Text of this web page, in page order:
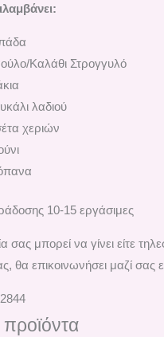
Καλάθι Στρογγυλό
λαδιού
χεριών
10-15 εργάσιμες
σας μπορεί να γίνει είτε
θα επικοινωνήσει μαζί σας
προϊόντα